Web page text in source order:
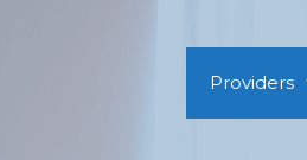
Providers